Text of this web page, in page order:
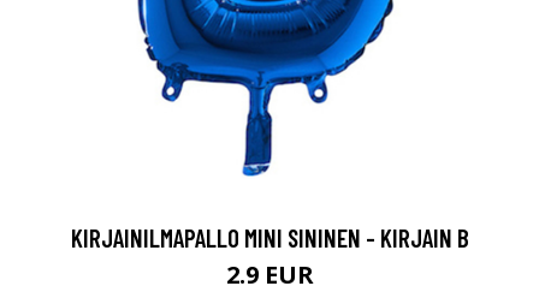
KIRJAINILMAPALLO MINI SININEN - KIRJAIN B
2.9 EUR